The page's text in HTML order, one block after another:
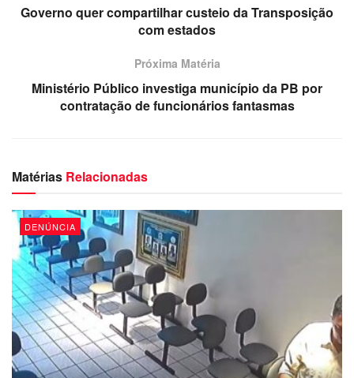
Governo quer compartilhar custeio da Transposição
com estados
Próxima Matéria
Ministério Público investiga município da PB por
contratação de funcionários fantasmas
Matérias Relacionadas
DENÚNCIA